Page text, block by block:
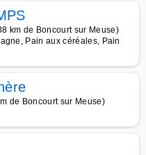
km de Boncourt sur Meuse)
Pain aux céréales, Pain
de Boncourt sur Meuse)